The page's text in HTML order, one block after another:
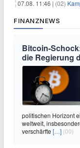
07.08. 11:46 | (02)
FINANZNEWS
Bitcoin-
die Regierung
politischen Horizont
weltweit,
verschärfte […] (00)